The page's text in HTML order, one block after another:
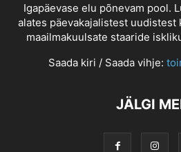
Igapäevase elu põnevam pool.
alates päevakajalistest
maailmakuulsate staaride
Saada kiri / Saada vihje:
JÄLGI